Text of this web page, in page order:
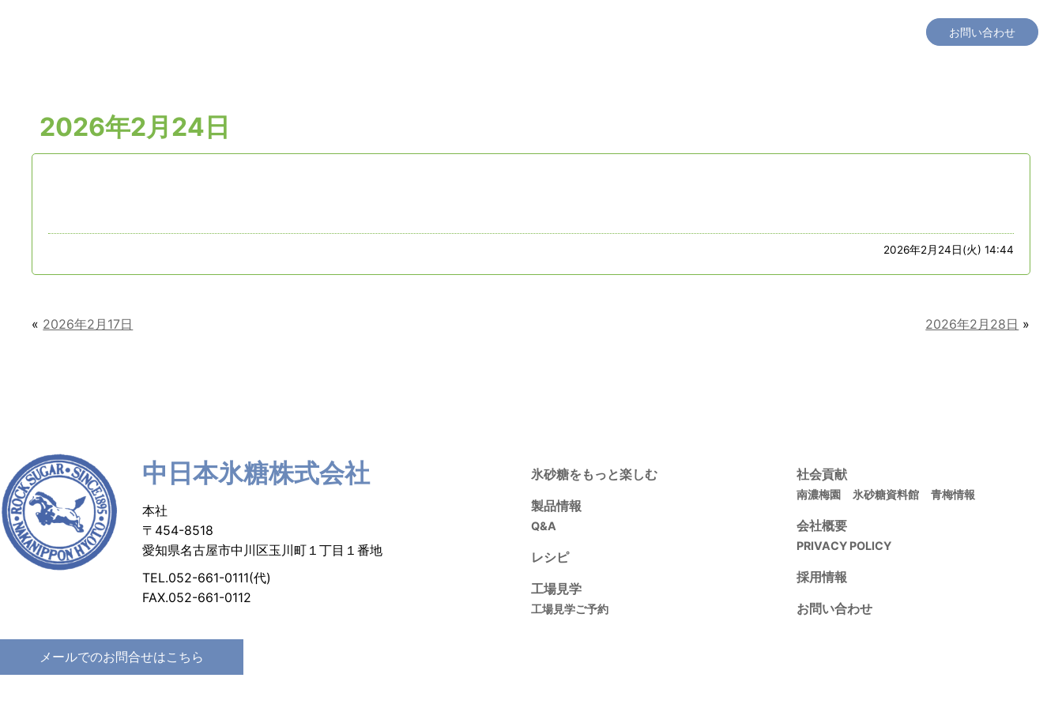
お問い合わせ
2026年2月24日
2026年2月24日(火) 14:44
« 2026年2月17日 2026年2月28日 »
中日本氷糖株式会社
本社
〒454-8518
愛知県名古屋市中川区玉川町１丁目１番地
TEL.052-661-0111(代)
FAX.052-661-0112
メールでのお問合せはこちら
氷砂糖をもっと楽しむ
製品情報
Q&A
レシピ
工場見学
工場見学ご予約
社会貢献
南濃梅園 氷砂糖資料館 青梅情報
会社概要
PRIVACY POLICY
採用情報
お問い合わせ